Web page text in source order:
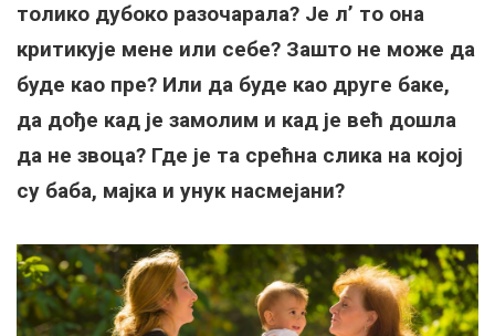
толико дубоко разочарала? Је л’ то она
критикује мене или себе? Зашто не може да
буде као пре? Или да буде као друге баке,
да дође кад је замолим и кад је већ дошла
да не звоца? Где је та срећна слика на којој
су баба, мајка и унук насмејани?